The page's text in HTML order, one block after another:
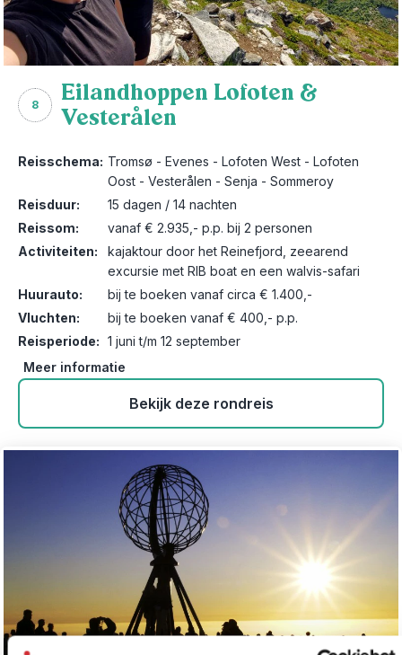
8
Eilandhoppen Lofoten &
Vesterålen
Reisschema: Tromsø - Evenes - Lofoten West - Lofoten
Oost - Vesterålen - Senja - Sommeroy
Reisduur:
15 dagen / 14 nachten
Reissom:
vanaf € 2.935,- p.p. bij 2 personen
Activiteiten:
kajaktour door het Reinefjord, zeearend
excursie met RIB boat en een walvis-safari
Huurauto:
bij te boeken vanaf circa € 1.400,-
Vluchten:
bij te boeken vanaf € 400,- p.p.
Reisperiode: 1 juni t/m 12 september
Meer informatie
Bekijk deze rondreis